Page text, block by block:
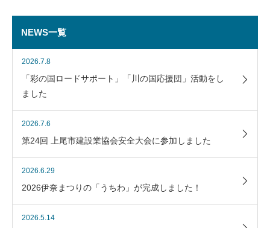
NEWS一覧
2026.7.8
「彩の国ロードサポート」「川の国応援団」活動をし
ました
2026.7.6
第24回 上尾市建設業協会安全大会に参加しました
2026.6.29
2026伊奈まつりの「うちわ」が完成しました！
2026.5.14